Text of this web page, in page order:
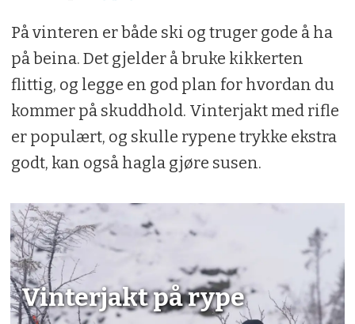
På vinteren er både ski og truger gode å ha
på beina. Det gjelder å bruke kikkerten
flittig, og legge en god plan for hvordan du
kommer på skuddhold. Vinterjakt med rifle
er populært, og skulle rypene trykke ekstra
godt, kan også hagla gjøre susen.
Vinterjakt på rype